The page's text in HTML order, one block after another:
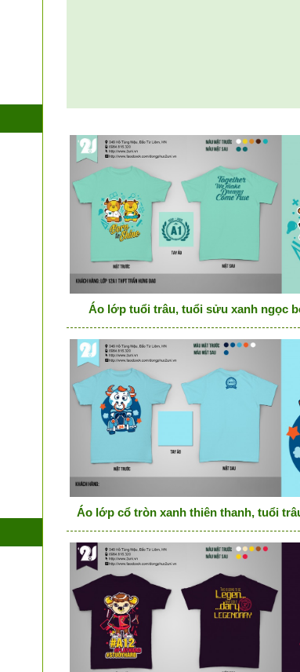
Áo lớp tuổi trâu, tuổi sửu xanh ngọc
Áo lớp cổ tròn xanh thiên thanh, tuổi